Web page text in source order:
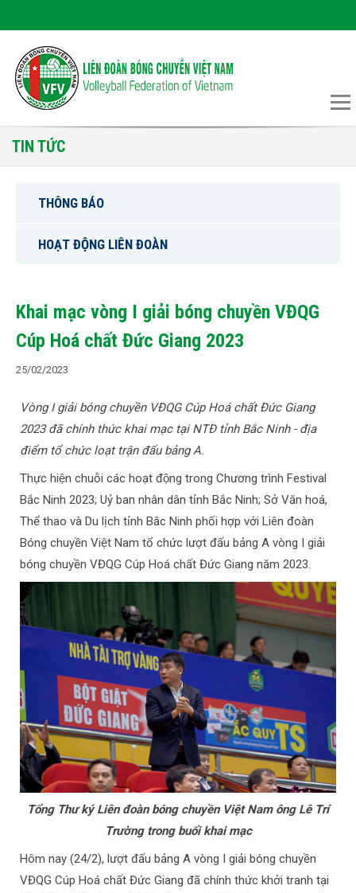
TIN TỨC
THÔNG BÁO
HOẠT ĐỘNG LIÊN ĐOÀN
Khai mạc vòng I giải bóng chuyền VĐQG
Cúp Hoá chất Đức Giang 2023
25/02/2023
Vòng I giải bóng chuyền VĐQG Cúp Hoá chất Đức Giang
2023 đã chính thức khai mạc tại NTĐ tỉnh Bắc Ninh - địa
điểm tổ chức loạt trận đấu bảng A.
Thực hiện chuỗi các hoạt động trong Chương trình Festival
Bắc Ninh 2023; Uỷ ban nhân dân tỉnh Bắc Ninh; Sở Văn hoá,
Thể thao và Du lịch tỉnh Bắc Ninh phối hợp với Liên đoàn
Bóng chuyền Việt Nam tổ chức lượt đấu bảng A vòng I giải
bóng chuyền VĐQG Cúp Hoá chất Đức Giang năm 2023.
Tổng Thư ký Liên đoàn bóng chuyền Việt Nam ông Lê Trí
Trường trong buổi khai mạc
Hôm nay (24/2), lượt đấu bảng A vòng I giải bóng chuyền
VĐQG Cúp Hoá chất Đức Giang đã chính thức khởi tranh tại